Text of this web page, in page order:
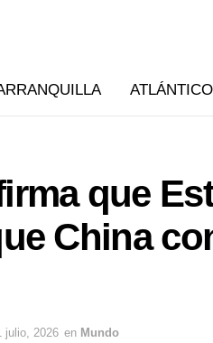
ATLÁNTICO
que
China
julio, 2026 en Mundo